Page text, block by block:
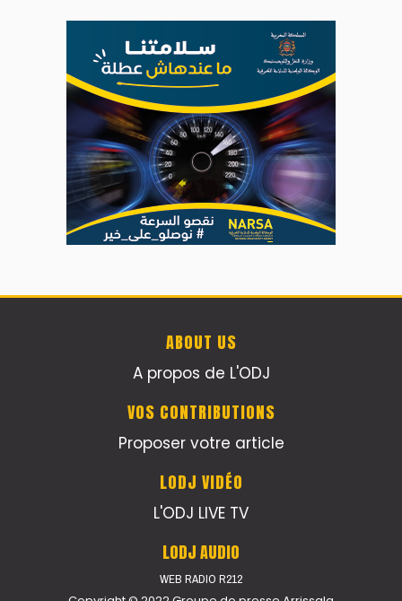
ABOUT US
A propos de L'ODJ
VOS CONTRIBUTIONS
Proposer votre article
LODJ VIDÉO
L'ODJ LIVE TV
LODJ AUDIO
WEB RADIO R212